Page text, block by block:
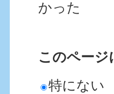
かった
このページ
特にない